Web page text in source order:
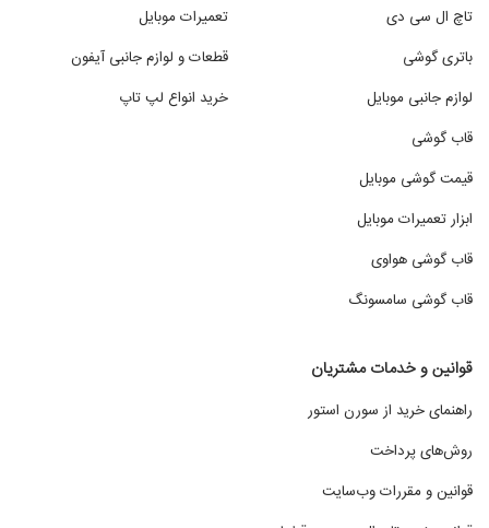
تاچ ال سی دی
باتری گوشی
لوازم جانبی موبایل
قاب گوشی
قیمت گوشی موبایل
ابزار تعمیرات موبایل
قاب گوشی هواوی
قاب گوشی سامسونگ
تعمیرات موبایل
قطعات و لوازم جانبی آیفون
خرید انواع لپ تاپ
قوانین و خدمات مشتریان
راهنمای خرید از سورن استور
روش‌های پرداخت
قوانین و مقررات وب‌سایت